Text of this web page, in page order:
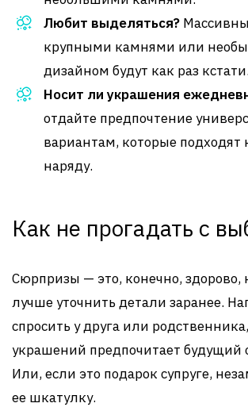
Любит выделяться?
крупными камнями или
дизайном будут как раз кстати.
Носит ли украшения
отдайте предпочтение
вариантам, которые подходят
наряду.
Как не прогадать с
Сюрпризы — это, конечно, здорово,
лучше уточнить детали заранее.
спросить у друга или
украшений предпочитает будущий
Или, если это подарок супруге,
ее шкатулку.